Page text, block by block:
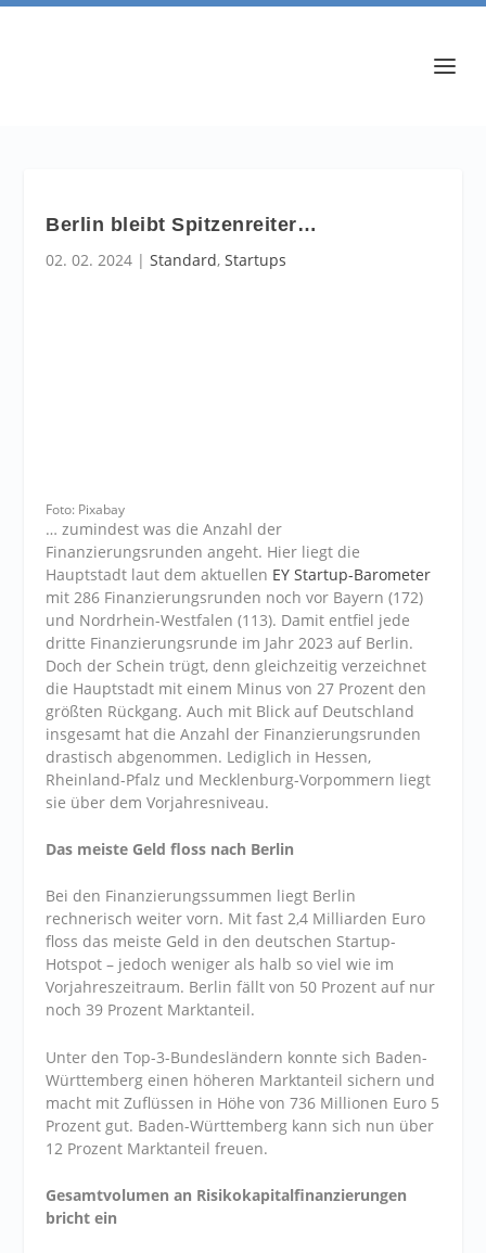
Berlin bleibt Spitzenreiter…
02. 02. 2024 |Standard,Startups
Foto: Pixabay
… zumindest was die Anzahl der
Finanzierungsrunden angeht. Hier liegt die
Hauptstadt laut dem aktuellen EY Startup-Barometer
mit 286 Finanzierungsrunden noch vor Bayern (172)
und Nordrhein-Westfalen (113). Damit entfiel jede
dritte Finanzierungsrunde im Jahr 2023 auf Berlin.
Doch der Schein trügt, denn gleichzeitig verzeichnet
die Hauptstadt mit einem Minus von 27 Prozent den
größten Rückgang. Auch mit Blick auf Deutschland
insgesamt hat die Anzahl der Finanzierungsrunden
drastisch abgenommen. Lediglich in Hessen,
Rheinland-Pfalz und Mecklenburg-Vorpommern liegt
sie über dem Vorjahresniveau.
Das meiste Geld floss nach Berlin
Bei den Finanzierungssummen liegt Berlin
rechnerisch weiter vorn. Mit fast 2,4 Milliarden Euro
floss das meiste Geld in den deutschen Startup-
Hotspot – jedoch weniger als halb so viel wie im
Vorjahreszeitraum. Berlin fällt von 50 Prozent auf nur
noch 39 Prozent Marktanteil.
Unter den Top-3-Bundesländern konnte sich Baden-
Württemberg einen höheren Marktanteil sichern und
macht mit Zuflüssen in Höhe von 736 Millionen Euro 5
Prozent gut. Baden-Württemberg kann sich nun über
12 Prozent Marktanteil freuen.
Gesamtvolumen an Risikokapitalfinanzierungen
bricht ein